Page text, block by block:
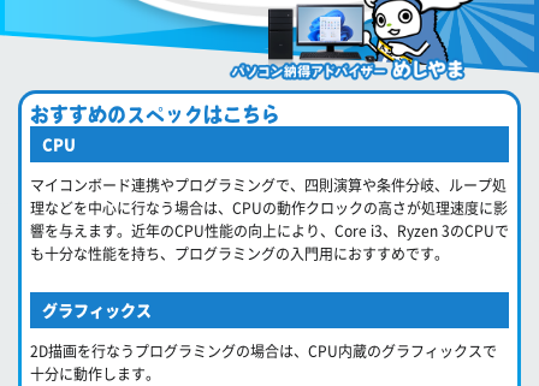
おすすめのスペックはこちら
CPU
マイコンボード連携やプログラミングで、四則演算や条件分岐、ループ処
理などを中心に行なう場合は、CPUの動作クロックの高さが処理速度に影
響を与えます。近年のCPU性能の向上により、Core i3、Ryzen 3のCPUで
も十分な性能を持ち、プログラミングの入門用におすすめです。
グラフィックス
2D描画を行なうプログラミングの場合は、CPU内蔵のグラフィックスで
十分に動作します。